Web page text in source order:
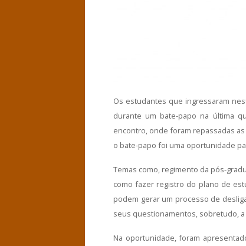
Os estudantes que ingressaram
durante um bate-papo na última
encontro, onde foram repassadas
o bate-papo foi uma oportunidade
Temas como, regimento da pós-
como fazer registro do plano de
podem gerar um processo de
seus questionamentos, sobretudo,
Na oportunidade, foram